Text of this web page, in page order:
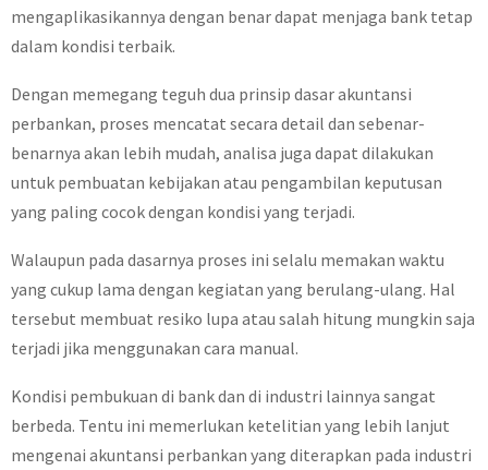
mengaplikasikannya dengan benar dapat menjaga bank tetap
dalam kondisi terbaik.
Dengan memegang teguh dua prinsip dasar akuntansi
perbankan, proses mencatat secara detail dan sebenar-
benarnya akan lebih mudah, analisa juga dapat dilakukan
untuk pembuatan kebijakan atau pengambilan keputusan
yang paling cocok dengan kondisi yang terjadi.
Walaupun pada dasarnya proses ini selalu memakan waktu
yang cukup lama dengan kegiatan yang berulang-ulang. Hal
tersebut membuat resiko lupa atau salah hitung mungkin saja
terjadi jika menggunakan cara manual.
Kondisi pembukuan di bank dan di industri lainnya sangat
berbeda. Tentu ini memerlukan ketelitian yang lebih lanjut
mengenai akuntansi perbankan yang diterapkan pada industri